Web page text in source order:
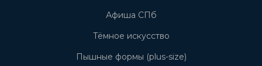
Афиша СПб
Тёмное искусство
Пышные формы (plus-size)